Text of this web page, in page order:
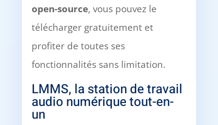
open-source, vous pouvez le
télécharger gratuitement et
profiter de toutes ses
fonctionnalités sans limitation.
LMMS, la station de travail
audio numérique tout-en-
un